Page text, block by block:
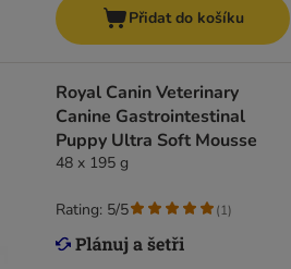
Přidat do košíku
Royal Canin Veterinary
Canine Gastrointestinal
Puppy Ultra Soft Mousse
48 x 195 g
Rating: 5/5 (1)